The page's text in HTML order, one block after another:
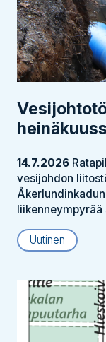
14.7.2026
vesijohdon
liikenneympyrää
Uutinen